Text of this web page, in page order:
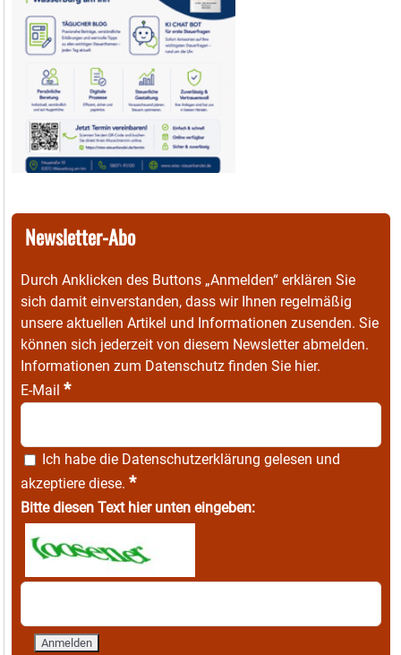
Newsletter-Abo
Durch Anklicken des Buttons „Anmelden“ erklären Sie
sich damit einverstanden, dass wir Ihnen regelmäßig
unsere aktuellen Artikel und Informationen zusenden. Sie
können sich jederzeit von diesem Newsletter abmelden.
Informationen zum Datenschutz finden Sie hier.
E-Mail *
Ich habe die Datenschutzerklärung gelesen und
akzeptiere diese. *
Bitte diesen Text hier unten eingeben: